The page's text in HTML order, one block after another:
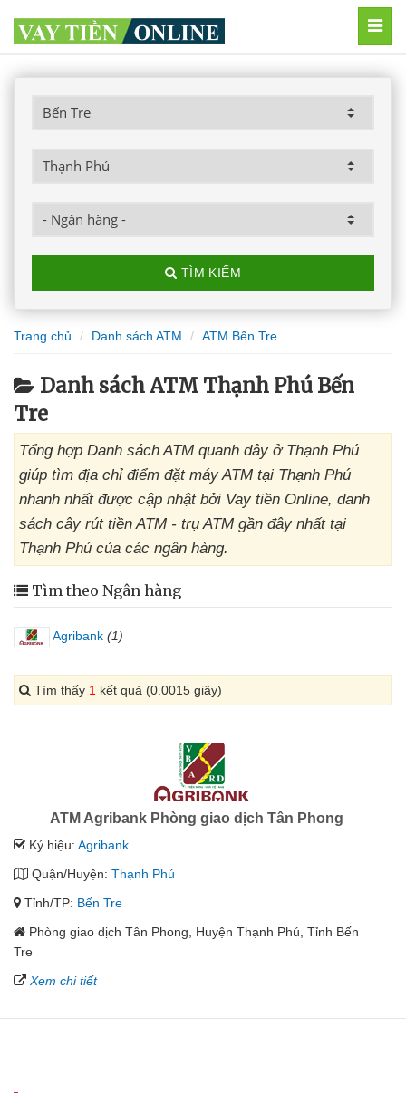
TÌM KIẾM
Trang chủ Danh sách ATM ATM Bến Tre
Danh sách ATM Thạnh Phú Bến
Tre
Tổng hợp Danh sách ATM quanh đây ở Thạnh Phú
giúp tìm địa chỉ điểm đặt máy ATM tại Thạnh Phú
nhanh nhất được cập nhật bởi Vay tiền Online, danh
sách cây rút tiền ATM - trụ ATM gần đây nhất tại
Thạnh Phú của các ngân hàng.
Tìm theo Ngân hàng
Agribank (1)
Tìm thấy 1 kết quả (0.0015 giây)
ATM Agribank Phòng giao dịch Tân Phong
Ký hiệu: Agribank
Quận/Huyện: Thạnh Phú
Tỉnh/TP: Bến Tre
Phòng giao dịch Tân Phong, Huyện Thạnh Phú, Tỉnh Bến
Tre
Xem chi tiết